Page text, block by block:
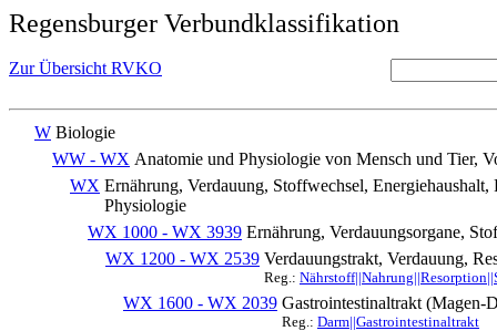
Regensburger Verbundklassifikation
Zur Übersicht RVKO
W Biologie
WW - WX Anatomie und Physiologie von Mensch und Tier,
WX Ernährung, Verdauung, Stoffwechsel,
Physiologie
WX 1000 - WX 3939 Ernährung, Verdauungsorgane,
WX 1200 - WX 2539 Verdauungstrakt, Verdauung,
Reg.:
WX 1600 - WX 2039 Gastrointestinaltrakt (Magen-
Reg.: Darm||Gastrointestinaltrakt